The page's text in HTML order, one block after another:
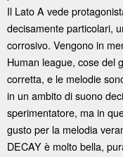
Il Lato A vede
decisamente particolari,
corrosivo. Vengono in
Human league, cose del
corretta, e le melodie
in un ambito di suono
sperimentatore, ma in
gusto per la melodia
DECAY è molto bella,